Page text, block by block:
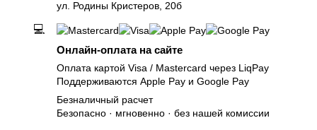
ул. Родины Кристеров, 20б
💻
Онлайн-оплата на сайте
Оплата картой Visa / Mastercard через LiqPay
Поддерживаются Apple Pay и Google Pay
Безналичный расчет
Безопасно · мгновенно · без нашей комиссии